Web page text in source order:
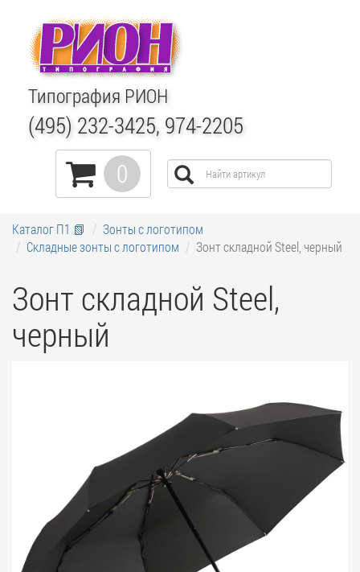
Типография РИОН
(495) 232-3425, 974-2205
0
Каталог П1 📗
Зонты с логотипом
Складные зонты с логотипом
Зонт складной Steel, черный
Зонт складной Steel,
черный